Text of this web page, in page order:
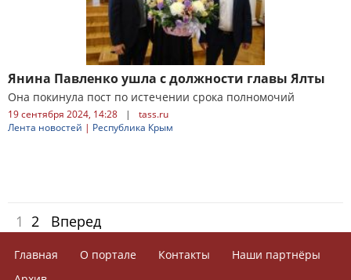
Янина Павленко ушла с должности главы Ялты
Она покинула пост по истечении срока полномочий
19 сентября 2024, 14:28 |
tass.ru
Лента новостей | Республика Крым
1 2 Вперед
Главная О портале Контакты
Наши партнёры